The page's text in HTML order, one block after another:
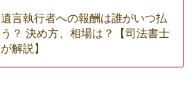
遺言執行者への報酬は誰がいつ払
う？ 決め方、相場は？【司法書士
が解説】